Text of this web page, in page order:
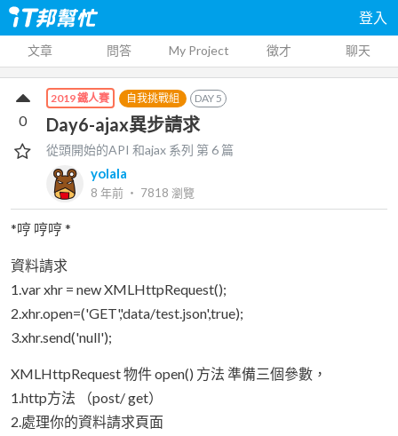
登入
文章 問答 My Project 徵才 聊天
2019 鐵人賽 自我挑戰組 DAY5
Day6-ajax異步請求
從頭開始的API 和ajax 系列 第6 篇
yolala
8 年前 ‧ 7818 瀏覽
0
*哼 哼哼 *
資料請求
1.var xhr = new XMLHttpRequest();
2.xhr.open=('GET','data/test.json',true);
3.xhr.send('null');
XMLHttpRequest 物件 open() 方法 準備三個參數，
1.http方法 （post/ get）
2.處理你的資料請求頁面